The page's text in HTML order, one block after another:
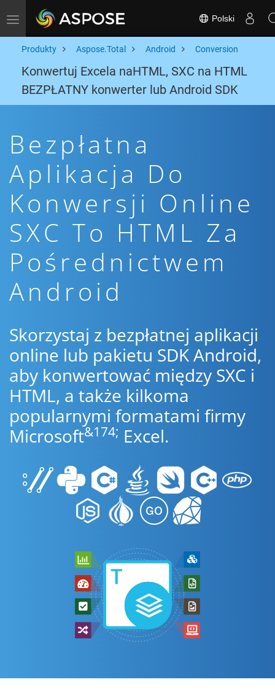
Toggle navigation Polski
Produkty Aspose.Total Android Conversion
Konwertuj Excela naHTML, SXC na HTML
BEZPŁATNY konwerter lub Android SDK
Bezpłatna
Aplikacja Do
Konwersji Online
SXC To HTML Za
Pośrednictwem
Android
Skorzystaj z bezpłatnej aplikacji
online lub pakietu SDK Android,
aby konwertować między SXC i
HTML, a także kilkoma
popularnymi formatami firmy
Microsoft&174; Excel.